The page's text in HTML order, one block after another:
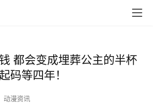
都会变成埋葬公主的半杯
码等四年！
动漫资讯